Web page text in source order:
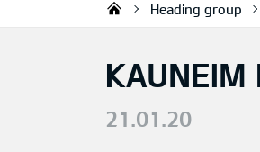
Autospirit
Heading group
KAUNEIM
21.01.20